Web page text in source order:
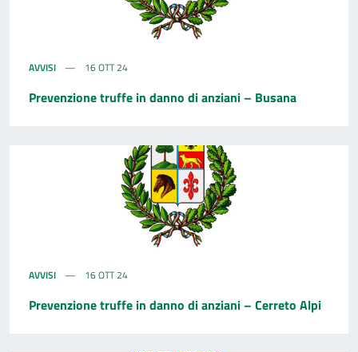
AVVISI 16 OTT 24
Prevenzione truffe in danno di anziani – Busana
AVVISI 16 OTT 24
Prevenzione truffe in danno di anziani – Cerreto Alpi